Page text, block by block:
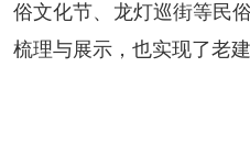
俗文化节、龙灯巡街等民
梳理与展示，也实现了老